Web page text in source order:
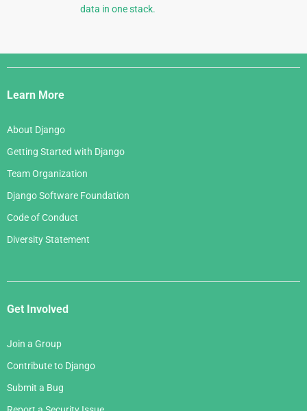
data in one stack.
Django
Links
Learn More
About Django
Getting Started with Django
Team Organization
Django Software Foundation
Code of Conduct
Diversity Statement
Get Involved
Join a Group
Contribute to Django
Submit a Bug